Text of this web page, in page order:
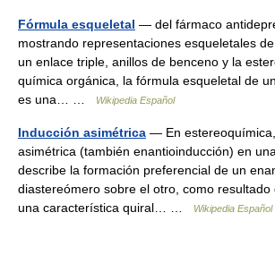
Fórmula esqueletal — del fármaco
mostrando representaciones esqueletales
un enlace triple, anillos de benceno y la
química orgánica, la fórmula esqueletal de
es una… …
Wikipedia Español
Inducción asimétrica — En
asimétrica (también enantioinducción) en
describe la formación preferencial de un
diastereómero sobre el otro, como resultado
una característica quiral… …
Wikipedia Español